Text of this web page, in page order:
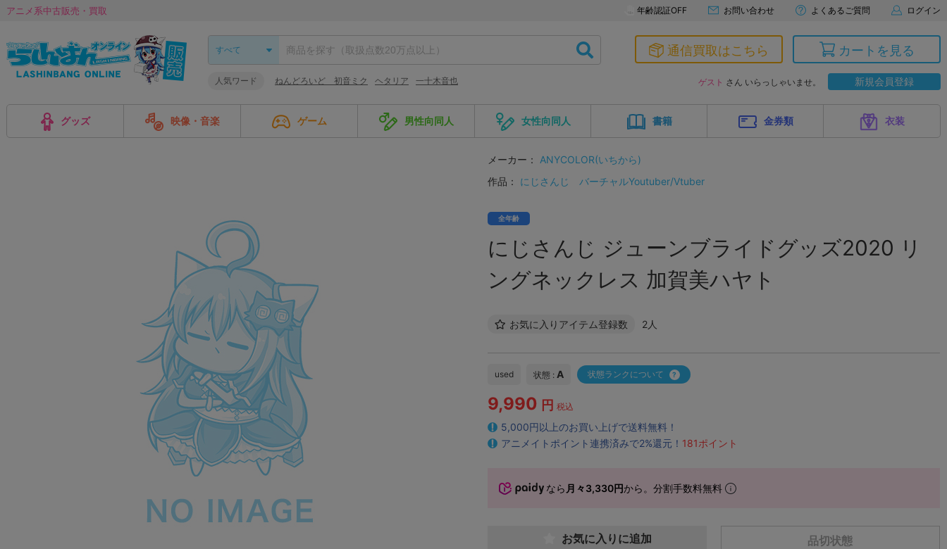
アニメ系中古販売・買取 年齢認証OFF お問い合わせ よくあるご質問 ログイン
人気ワード ねんどろいど 初音ミク ヘタリア 一十木音也
通信買取はこちら カートを見る
ゲスト さん いらっしゃいませ。 新規会員登録
グッズ 映像・音楽 ゲーム 男性向同人 女性向同人 書籍 金券類 衣装
メーカー：
ANYCOLOR(いちから)
作品：
にじさんじ バーチャルYoutuber/Vtuber
全年齢
にじさんじ ジューンブライドグッズ2020 リ
ングネックレス 加賀美ハヤト
お気に入りアイテム登録数 2人
used 状態 : A 状態ランクについて
9,990 円 税込
5,000円以上のお買い上げで送料無料！
アニメイトポイント連携済みで2%還元！ 181ポイント
なら 月々3,330円から。分割手数料無料
品切状態
お気に入りに追加